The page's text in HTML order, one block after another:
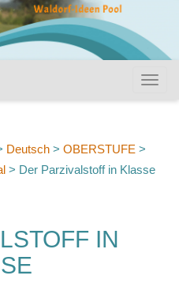
Deutsch > OBERSTUFE >
> Der Parzivalstoff in Klasse
IN